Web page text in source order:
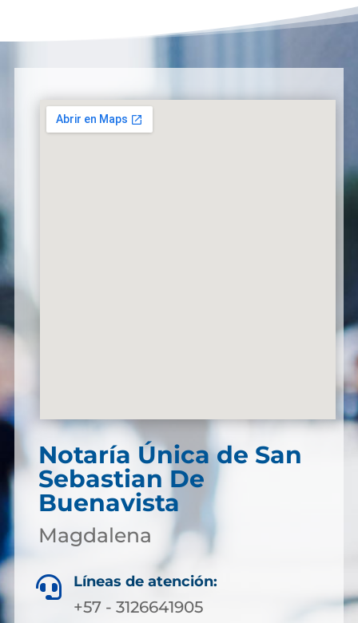
Notaría Única de San
Sebastian De
Buenavista
Magdalena
 Líneas de atención:
+57 - 3126641905